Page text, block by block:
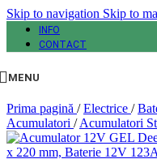
Skip to navigation Skip to
INFO
CONTACT
MENU
Prima pagină / Electrice /
Acumulatori / Acumulatori